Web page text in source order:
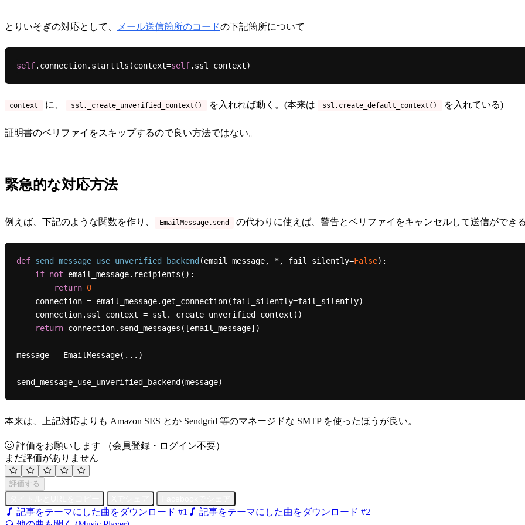
とりいそぎの対応として、 メール送信箇所のコードの下記箇所について
self.connection.starttls(context=self
context に、 ssl._create_unverified_context() を入れれば動く。(本来は ssl.create_default_context() を入れている)
証明書のベリファイをスキップするので良い方法ではない。
緊急的な対応方法
例えば、下記のような関数を作り、 EmailMessage.send の代わりに使えば、警告とベリファイをキャンセルして送信ができ
def send_message_use_unverified_backend (email_message, *, fail_silently=False):
if not email_message.recipients():
return 0
return connection.send_messages([email_message])
message = EmailMessage(...)
本来は、上記対応よりも Amazon SES とか Sendgrid 等のマネージドな SMTP を使ったほうが良い。
評価をお願いします
（会員登録・ログイン不要）
まだ評価がありません
評価する
記事をテーマにした曲をダウンロード #1
記事をテーマにした曲をダウンロード #2